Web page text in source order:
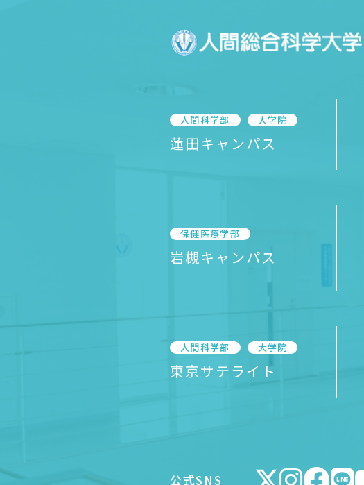
人間科学部 大学院
蓮田キャンパス
保健医療学部
岩槻キャンパス
人間科学部 大学院
東京サテライト
公式SNS